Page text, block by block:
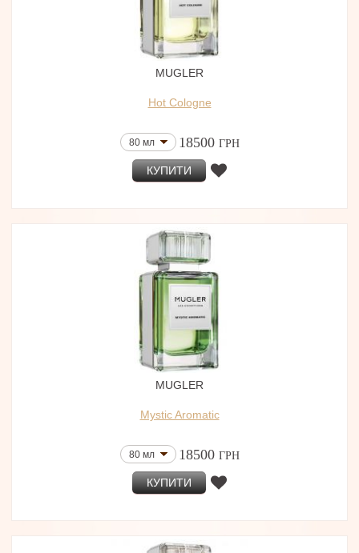
MUGLER
Hot Cologne
80 мл 18500 ГРН
КУПИТИ
MUGLER
Mystic Aromatic
80 мл 18500 ГРН
КУПИТИ